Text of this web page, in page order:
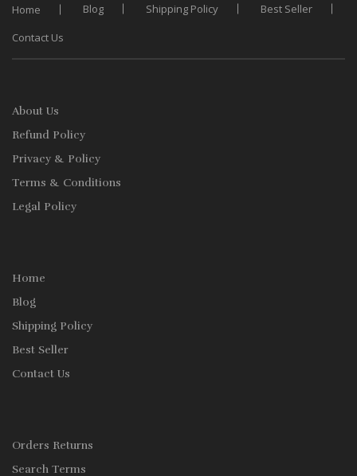
Home Blog Shipping Policy
Best Seller
Contact Us
About Us
Refund Policy
Privacy & Policy
Terms & Conditions
Legal Policy
Home
Blog
Shipping Policy
Best Seller
Contact Us
Orders Returns
Search Terms